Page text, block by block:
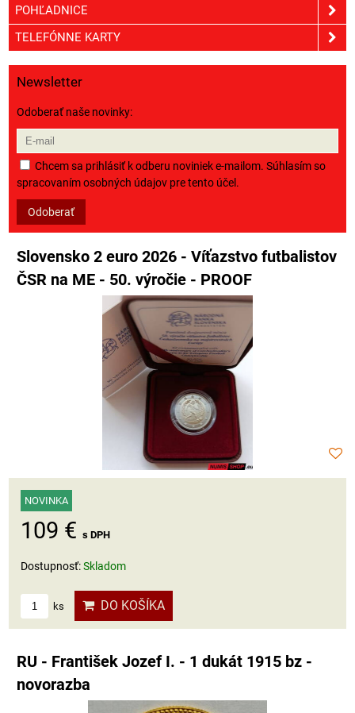
POHĽADNICE
TELEFÓNNE KARTY
Newsletter
Odoberať naše novinky:
Chcem sa prihlásiť k odberu noviniek e-mailom. Súhlasím so
spracovaním osobných údajov pre tento účel.
Odoberať
Slovensko 2 euro 2026 - Víťazstvo futbalistov
ČSR na ME - 50. výročie - PROOF
NOVINKA
109 € s DPH
Dostupnosť:Skladom
ks DO KOŠÍKA
RU - František Jozef I. - 1 dukát 1915 bz -
novorazba